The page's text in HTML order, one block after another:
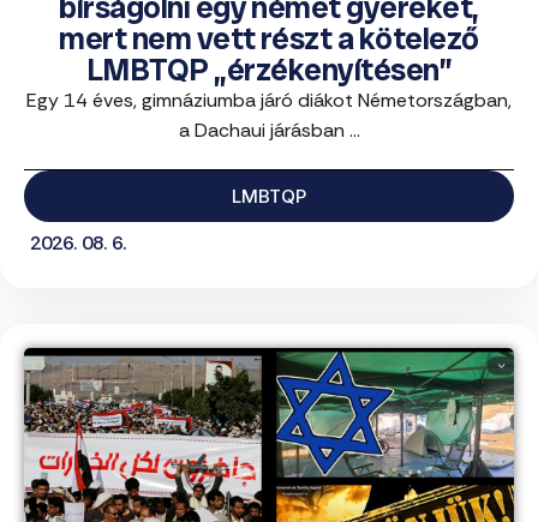
mert nem vett részt a kötelező
LMBTQP „érzékenyítésen”
Egy 14 éves, gimnáziumba járó diákot Németországban,
a Dachaui járásban ...
LMBTQP
2026. 08. 6.